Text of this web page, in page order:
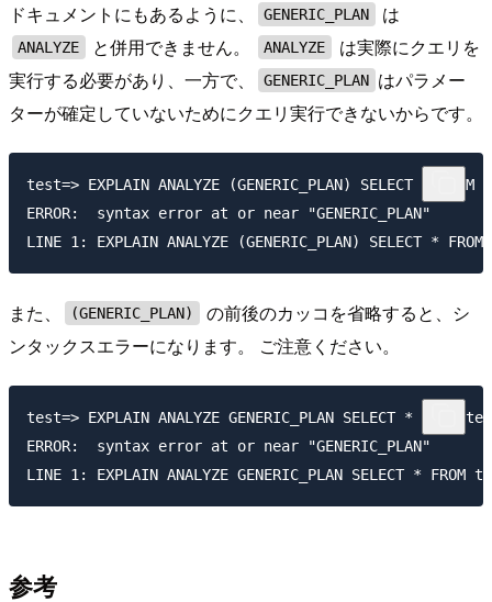
ドキュメントにもあるように、 GENERIC_PLAN は
ANALYZE と併用できません。 ANALYZE
は実際にクエリを
実行する必要があり、一方で、
GENERIC_PLAN はパラメー
ターが確定していないためにクエリ実行できないからです。
test=> EXPLAIN ANALYZE (GENERIC_PLAN) SELECT *
ERROR:  syntax error at or near "GENERIC_PLAN"
また、 (GENERIC_PLAN)
の前後のカッコを省略すると、シ
ンタックスエラーになります。 ご注意ください。
test=> EXPLAIN ANALYZE GENERIC_PLAN SELECT * FROM
ERROR:  syntax error at or near "GENERIC_PLAN"
参考